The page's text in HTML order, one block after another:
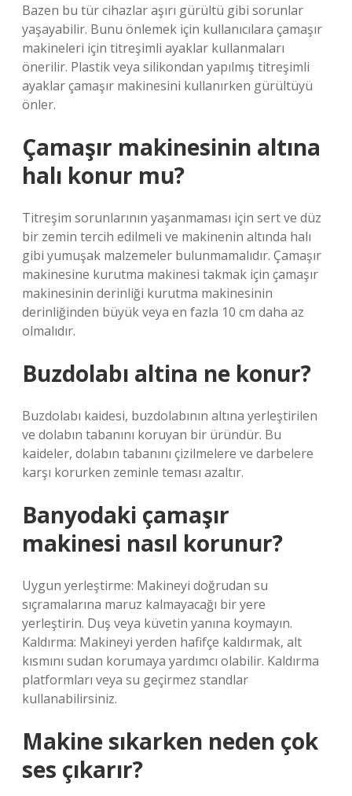
Bazen bu tür cihazlar aşırı gürültü gibi sorunlar
yaşayabilir. Bunu önlemek için kullanıcılara çamaşır
makineleri için titreşimli ayaklar kullanmaları
önerilir. Plastik veya silikondan yapılmış titreşimli
ayaklar çamaşır makinesini kullanırken gürültüyü
önler.
Çamaşır makinesinin altına
halı konur mu?
Titreşim sorunlarının yaşanmaması için sert ve düz
bir zemin tercih edilmeli ve makinenin altında halı
gibi yumuşak malzemeler bulunmamalıdır. Çamaşır
makinesine kurutma makinesi takmak için çamaşır
makinesinin derinliği kurutma makinesinin
derinliğinden büyük veya en fazla 10 cm daha az
olmalıdır.
Buzdolabı altina ne konur?
Buzdolabı kaidesi, buzdolabının altına yerleştirilen
ve dolabın tabanını koruyan bir üründür. Bu
kaideler, dolabın tabanını çizilmelere ve darbelere
karşı korurken zeminle teması azaltır.
Banyodaki çamaşır
makinesi nasıl korunur?
Uygun yerleştirme: Makineyi doğrudan su
sıçramalarına maruz kalmayacağı bir yere
yerleştirin. Duş veya küvetin yanına koymayın.
Kaldırma: Makineyi yerden hafifçe kaldırmak, alt
kısmını sudan korumaya yardımcı olabilir. Kaldırma
platformları veya su geçirmez standlar
kullanabilirsiniz.
Makine sıkarken neden çok
ses çıkarır?